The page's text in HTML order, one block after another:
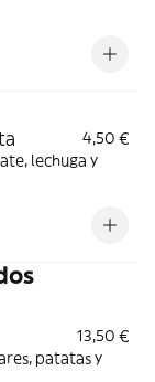
4,50 €
lechuga y
13,50 €
patatas y